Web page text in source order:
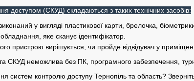
доступом (СКУД) складаються з таких технічних засобів:
у вигляді пластикової карти, брелочка,
яке сканує ідентифікатор.
пристрою вирішується, чи пройде відвідувач у
СКУД неможлива без ПК, програмного забезпечення,
систем контролю доступу Тернопіль та область?